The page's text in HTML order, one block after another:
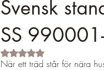
Svensk
SS
Betygsatt till NaN av 5
När ett träd står för nära